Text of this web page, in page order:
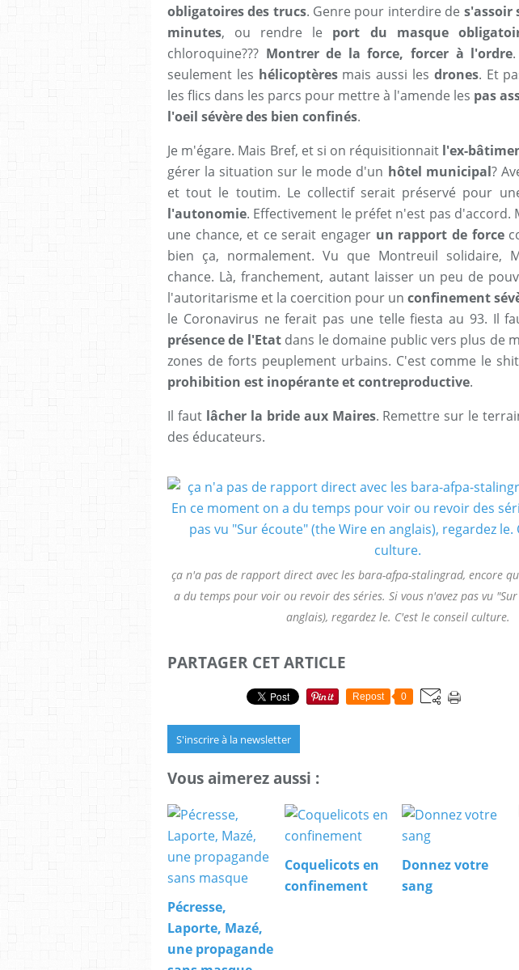
obligatoires des trucs. Genre pour interdire de s'assoir
minutes, ou rendre le port du masque
chloroquine??? Montrer de la force, forcer à l'ordre
seulement les hélicoptèresmais aussi les drones. Et
les flics dans les parcs pour mettre à l'amende les pas
l'oeil sévère des bien confinés.
Je m'égare. Mais Bref, et si on réquisitionnait l'ex-
gérer la situation sur le mode d'un hôtel municipal?
et tout le toutim. Le collectif serait préservé pour
l'autonomie. Effectivement le préfet n'est pas d'accord.
une chance, et ce serait engager un rapport de force
bien ça, normalement. Vu que Montreuil solidaire,
chance. Là, franchement, autant laisser un peu de
l'autoritarisme et la coercition pour un confinement
le Coronavirus ne ferait pas une telle fiesta au 93. Il
présence de l'Etatdans le domaine public vers plus de
zones de forts peuplement urbains. C'est comme le
prohibition est inopérante et contreproductive.
Il fautlâcher la bride aux Maires. Remettre sur le
des éducateurs.
ça n'a pas de rapport direct avec les bara-afpa-stalingrad, encore
a du temps pour voir ou revoir des séries. Si vous n'avez pas vu
anglais), regardez le. C'est le conseil culture.
PARTAGER CET ARTICLE
Repost 0
S'inscrire à la newsletter
Vous aimerez aussi :
Pécresse,
Laporte, Mazé,
une propagande
Coquelicots en
confinement
Donnez votre
sang